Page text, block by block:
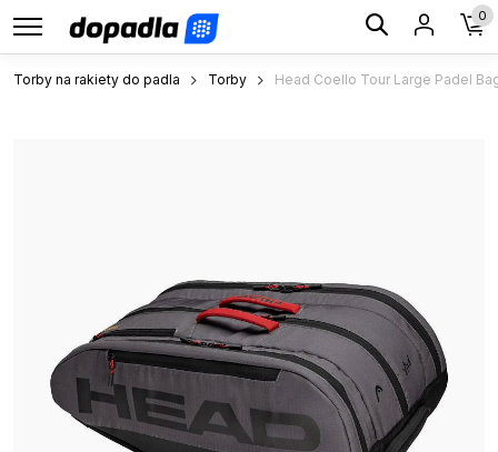
0
Torby na rakiety do padla Torby Head Coello Tour Large Padel